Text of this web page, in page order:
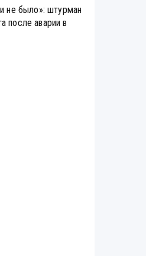
не было»: штурман
после аварии в